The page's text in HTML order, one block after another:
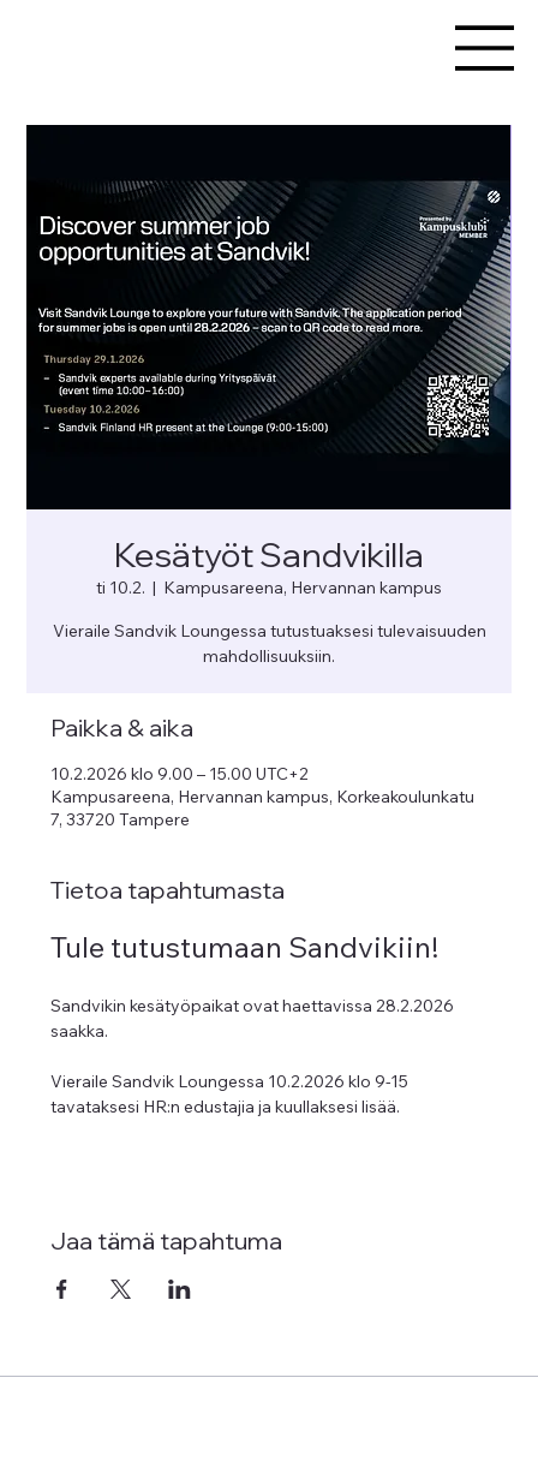
Kesätyöt Sandvikilla
ti 10.2.
  |
Kampusareena, Hervannan kampus
Vieraile Sandvik Loungessa tutustuaksesi tulevaisuuden
mahdollisuuksiin.
Paikka & aika
10.2.2026 klo 9.00 – 15.00 UTC+2
Kampusareena, Hervannan kampus, Korkeakoulunkatu
7, 33720 Tampere
Tietoa tapahtumasta
Tule tutustumaan Sandvikiin!
Sandvikin kesätyöpaikat ovat haettavissa 28.2.2026
saakka.
Vieraile Sandvik Loungessa 10.2.2026 klo 9-15
tavataksesi HR:n edustajia ja kuullaksesi lisää.
Jaa tämä tapahtuma